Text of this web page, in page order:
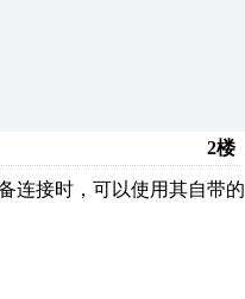
2楼
连接时，可以使用其自带的